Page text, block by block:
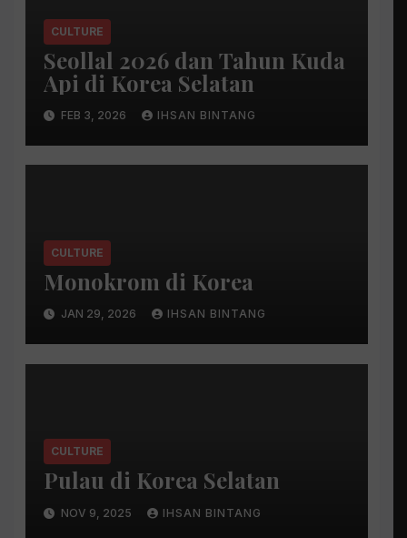
CULTURE
Seollal 2026 dan Tahun Kuda
Api di Korea Selatan
FEB 3, 2026 IHSAN BINTANG
CULTURE
Monokrom di Korea
JAN 29, 2026 IHSAN BINTANG
CULTURE
Pulau di Korea Selatan
NOV 9, 2025 IHSAN BINTANG